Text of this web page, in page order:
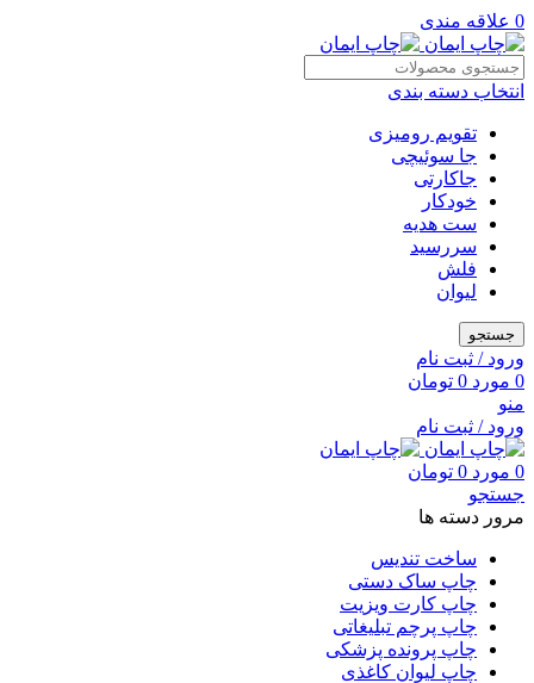
0 علاقه مندی
انتخاب دسته بندی
تقویم رومیزی
جا سوئیچی
جاکارتی
خودکار
ست هدیه
سررسید
فلش
لیوان
جستجو
ورود / ثبت نام
0 مورد 0 تومان
منو
ورود / ثبت نام
0 مورد 0 تومان
جستجو
مرور دسته ها
ساخت تندیس
چاپ ساک دستی
چاپ کارت ویزیت
چاپ پرچم تبلیغاتی
چاپ پرونده پزشکی
چاپ لیوان کاغذی